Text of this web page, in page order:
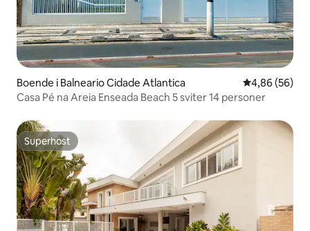
Boende i Balneario Cidade Atlantica 4,86 av 5 i
4,86 (56)
Casa Pé na Areia Enseada Beach 5 sviter 14 personer
Superhost
Superhost